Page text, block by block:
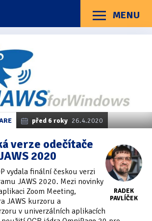
MENU
(31)
(85)
(66)
před 6 roky 26.4.2020
RADEK
PAVLÍČEK
verze odečítače
2020
vydala finální českou verzi
JAWS 2020. Mezi novinky
Zoom Meeting,
JAWS kurzoru a
v univerzálních aplikacích